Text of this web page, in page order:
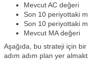
Mevcut AC değeri
Son 10 periyottaki
Son 10 periyottaki
Mevcut MA değeri
Aşağıda, bu strateji için
adım adım plan yer